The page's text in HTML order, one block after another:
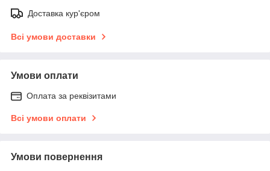
Доставка кур'єром
Всі умови доставки
Умови оплати
Оплата за реквізитами
Всі умови оплати
Умови повернення